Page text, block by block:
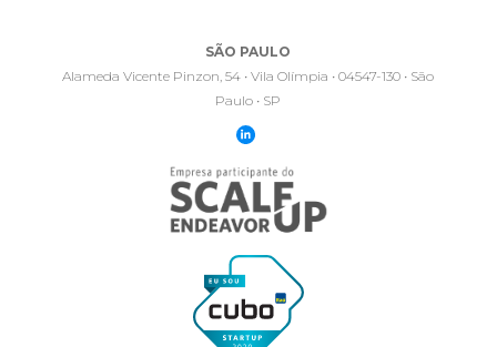
SÃO PAULO
Alameda Vicente Pinzon, 54 • Vila Olímpia • 04547-130 • São
Paulo • SP